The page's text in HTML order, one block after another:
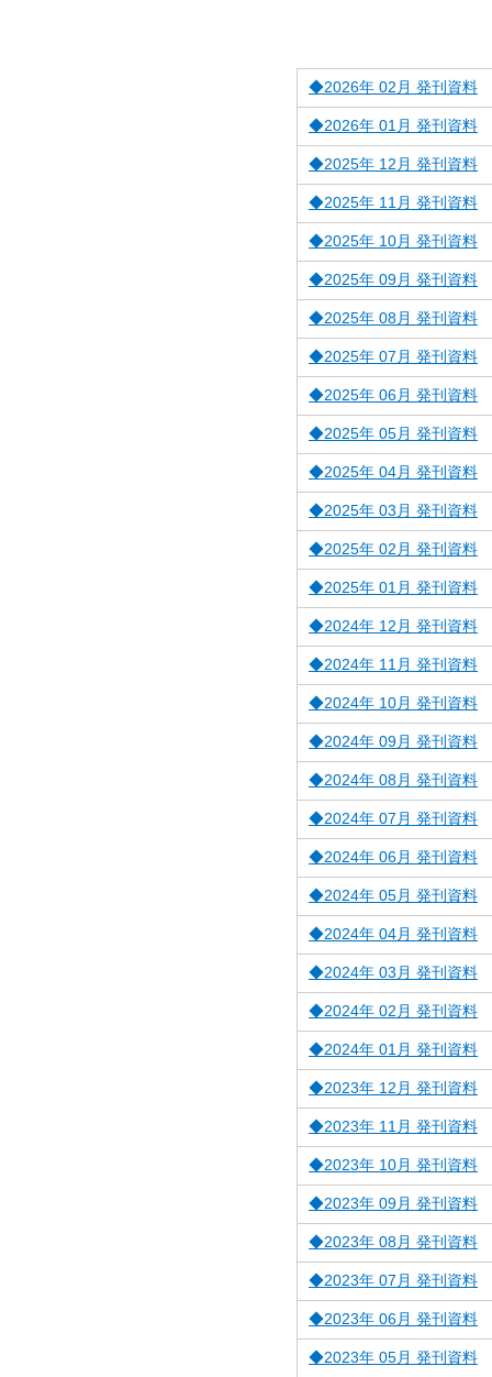
◆2026年 02月 発刊資料
◆2026年 01月 発刊資料
◆2025年 12月 発刊資料
◆2025年 11月 発刊資料
◆2025年 10月 発刊資料
◆2025年 09月 発刊資料
◆2025年 08月 発刊資料
◆2025年 07月 発刊資料
◆2025年 06月 発刊資料
◆2025年 05月 発刊資料
◆2025年 04月 発刊資料
◆2025年 03月 発刊資料
◆2025年 02月 発刊資料
◆2025年 01月 発刊資料
◆2024年 12月 発刊資料
◆2024年 11月 発刊資料
◆2024年 10月 発刊資料
◆2024年 09月 発刊資料
◆2024年 08月 発刊資料
◆2024年 07月 発刊資料
◆2024年 06月 発刊資料
◆2024年 05月 発刊資料
◆2024年 04月 発刊資料
◆2024年 03月 発刊資料
◆2024年 02月 発刊資料
◆2024年 01月 発刊資料
◆2023年 12月 発刊資料
◆2023年 11月 発刊資料
◆2023年 10月 発刊資料
◆2023年 09月 発刊資料
◆2023年 08月 発刊資料
◆2023年 07月 発刊資料
◆2023年 06月 発刊資料
◆2023年 05月 発刊資料